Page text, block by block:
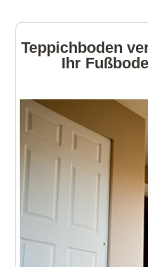
Teppichboden
Ihr